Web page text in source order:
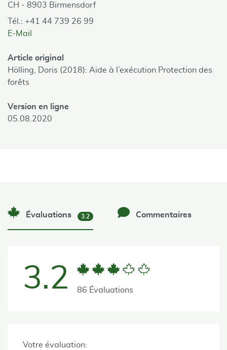
CH - 8903 Birmensdorf
Tél.: +41 44 739 26 99
E-Mail
Article original
Hölling, Doris (2018): Aide à l’exécution Protection des
forêts
Version en ligne
05.08.2020
Évaluations 3.2 Commentaires
3.2 86 Évaluations
Votre évaluation: